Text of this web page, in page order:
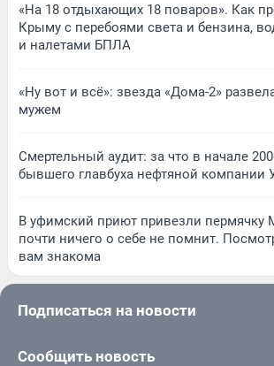
«На 18 отдыхающих 18 поваров». Как
Крыму с перебоями света и бензина,
и налетами БПЛА
«Ну вот и всё»: звезда «Дома-2»
мужем
Смертельный аудит: за что в начале
бывшего главбуха нефтяной компании
В уфимский приют привезли пермячку
почти ничего о себе не помнит.
вам знакома
Подписаться на новости
Сообщить новость